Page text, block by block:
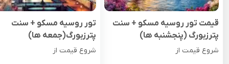
قیمت تور روسیه مسکو + سنت
پترزبورگ (پنجشنبه ها)
شروع قیمت از
تور روسیه مسکو + سنت
پترزبورگ(جمعه ها)
شروع قیمت از